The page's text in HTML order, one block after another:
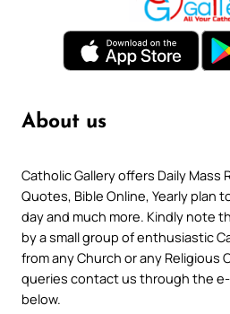
About us
Catholic Gallery offers Daily Mass
Quotes, Bible Online, Yearly plan
day and much more. Kindly note
by a small group of enthusiastic
from any Church or any Religious
queries contact us through the
below.